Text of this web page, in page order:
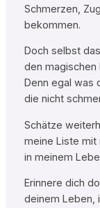
Schmerzen,
bekommen.
Doch selbst
den magischen
Denn egal was
die nicht
Schätze
meine Liste mit
in meinem
Erinnere dich
deinem Leben,